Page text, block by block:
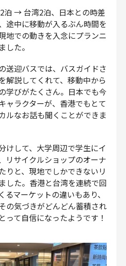
泊 → 台湾2泊、日本との時差
途中に移動が入るぶん時間を
地での動きを入念にプランニ
した。
送迎バスでは、バスガイドさ
解説してくれて、移動中から
学びがたくさん。日本でも今
ャラクターが、香港でもとて
ルなお話も聞くことができま
けして、大学周辺で学生にイ
リサイクルショップのオーナ
りと、現地でしかできないリ
した。香港と台湾を連続で回
るマーケットの違いもあり、
の気づきがどんどん蓄積され
って自信になったようです！